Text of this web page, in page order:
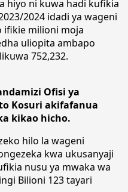
hiyo ni kuwa hadi kufikia
2024 idadi ya wageni
ifikie milioni moja
uliopita ambapo
752,232.
Ofisi ya
Kosuri akifafanua
kikao hicho.
hilo la wageni
kwa ukusanyaji
nusu ya mwaka wa
Bilioni 123 tayari